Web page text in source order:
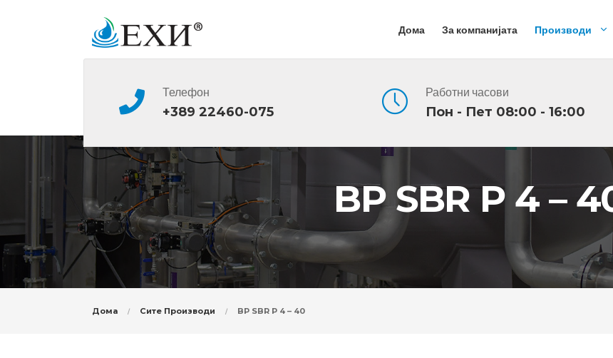
Дома За компанијата Производи
Телефон
+389 22460-075
Работни часови
Пон - Пет 08:00 - 16:00
BP SBR P 4 –
Дома Сите Производи BP SBR P 4 – 40